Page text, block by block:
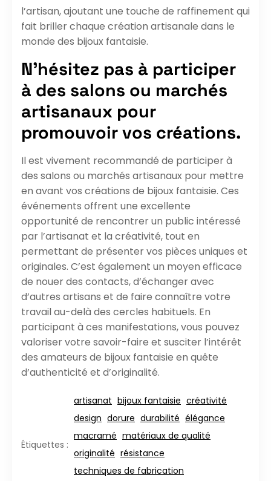
l’artisan, ajoutant une touche de raffinement qui
fait briller chaque création artisanale dans le
monde des bijoux fantaisie.
N’hésitez pas à participer
à des salons ou marchés
artisanaux pour
promouvoir vos créations.
Il est vivement recommandé de participer à
des salons ou marchés artisanaux pour mettre
en avant vos créations de bijoux fantaisie. Ces
événements offrent une excellente
opportunité de rencontrer un public intéressé
par l’artisanat et la créativité, tout en
permettant de présenter vos pièces uniques et
originales. C’est également un moyen efficace
de nouer des contacts, d’échanger avec
d’autres artisans et de faire connaître votre
travail au-delà des cercles habituels. En
participant à ces manifestations, vous pouvez
valoriser votre savoir-faire et susciter l’intérêt
des amateurs de bijoux fantaisie en quête
d’authenticité et d’originalité.
Étiquettes :
artisanat bijoux fantaisie créativité
design dorure durabilité élégance
macramé matériaux de qualité
originalité résistance
techniques de fabrication